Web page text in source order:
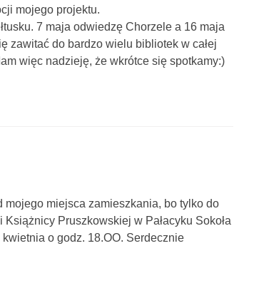
mojego projektu.
7 maja odwiedzę Chorzele a 16 maja
zawitać do bardzo wielu bibliotek w całej
więc nadzieję, że wkrótce się spotkamy:)
miejsca zamieszkania, bo tylko do
Pruszkowskiej w Pałacyku Sokoła
o godz. 18.OO. Serdecznie